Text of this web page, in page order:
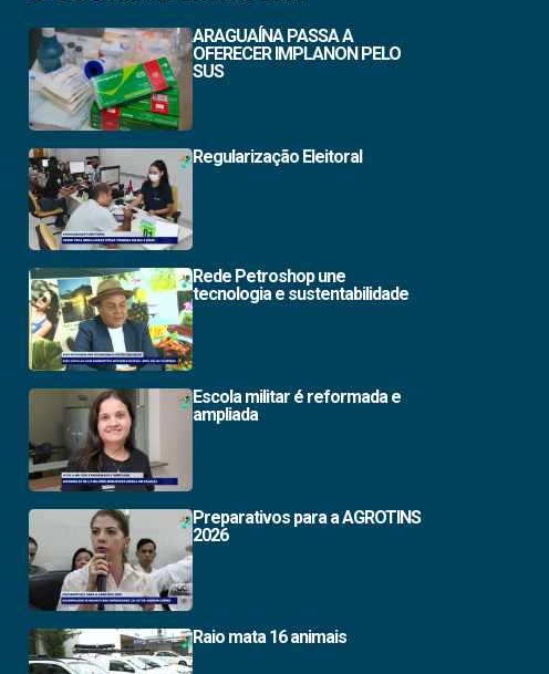
ARAGUAÍNA PASSA A
OFERECER IMPLANON PELO
SUS
Regularização Eleitoral
Rede Petroshop une
tecnologia e sustentabilidade
Escola militar é reformada e
ampliada
Preparativos para a AGROTINS
2026
Raio mata 16 animais